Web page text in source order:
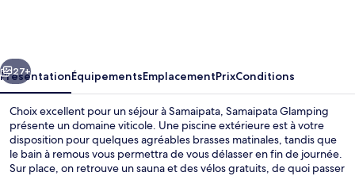
Suivant
27+
PrésentationÉquipementsEmplacementPrixConditions
Choix excellent pour un séjour à Samaipata, Samaipata Glamping
présente un domaine viticole. Une piscine extérieure est à votre
disposition pour quelques agréables brasses matinales, tandis que
le bain à remous vous permettra de vous délasser en fin de journée.
Sur place, on retrouve un sauna et des vélos gratuits, de quoi passer